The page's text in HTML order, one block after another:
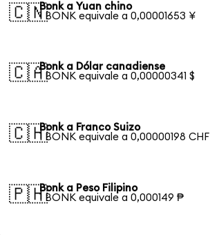
🇨🇳Bonk a Yuan chino
1 BONK equivale a 0,00001653 ¥
🇨🇦Bonk a Dólar canadiense
1 BONK equivale a 0,00000341 $
🇨🇭Bonk a Franco Suizo
1 BONK equivale a 0,00000198 CHF
🇵🇭Bonk a Peso Filipino
1 BONK equivale a 0,000149 ₱